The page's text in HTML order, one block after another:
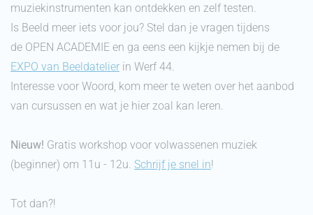
muziekinstrumenten kan ontdekken en zelf testen.
Is Beeld meer iets voor jou? Stel dan je vragen tijdens
de OPEN ACADEMIE en ga eens een kijkje nemen bij de
EXPO van Beeldatelier in Werf 44.
Interesse voor Woord, kom meer te weten over het aanbod
van cursussen en wat je hier zoal kan leren.
Nieuw! Gratis workshop voor volwassenen muziek
(beginner) om 11u - 12u. Schrijf je snel in!
Tot dan?!